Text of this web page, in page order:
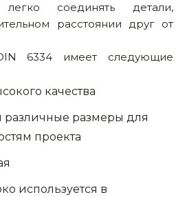
соединять детали,
расстоянии друг от
6334 имеет следующие
качества
различные размеры для
проекта
используется в